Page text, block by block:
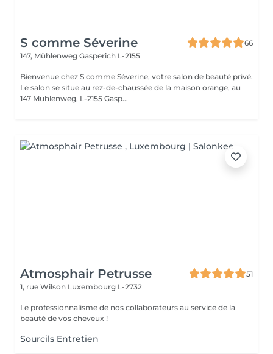
S comme Séverine
66
147, Mühlenweg Gasperich L-2155
Bienvenue chez S comme Séverine, votre salon de beauté privé.
Le salon se situe au rez-de-chaussée de la maison orange, au
147 Muhlenweg, L-2155 Gasp...
Atmosphair Petrusse
51
1, rue Wilson Luxembourg L-2732
Le professionnalisme de nos collaborateurs au service de la
beauté de vos cheveux !
Sourcils Entretien